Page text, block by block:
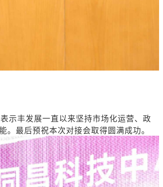
示丰发展一直以来坚持市场化运营、政
最后预祝本次对接会取得圆满成功。